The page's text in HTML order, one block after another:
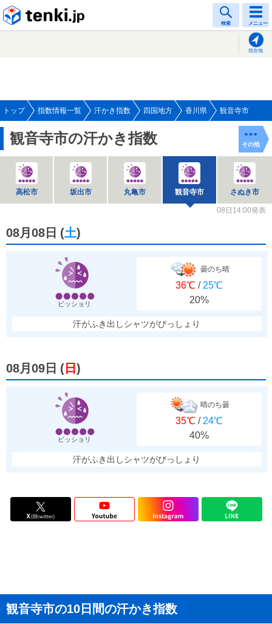
検索 メニュー
現在地
トップ 指数情報一覧 汗かき指数 四国地方 香川県 観音寺市
観音寺市の汗かき指数
高松市 坂出市 丸亀市 観音寺市 さぬき市
その他
08日14:00発表
08月08日 (土)
ビッショリ
曇のち晴
36℃ / 25℃
20%
汗がふき出しシャツがびっしょり
08月09日 ( 日 )
ビッショリ
晴のち曇
35℃ / 24℃
40%
汗がふき出しシャツがびっしょり
観音寺市の10日間の汗かき指数